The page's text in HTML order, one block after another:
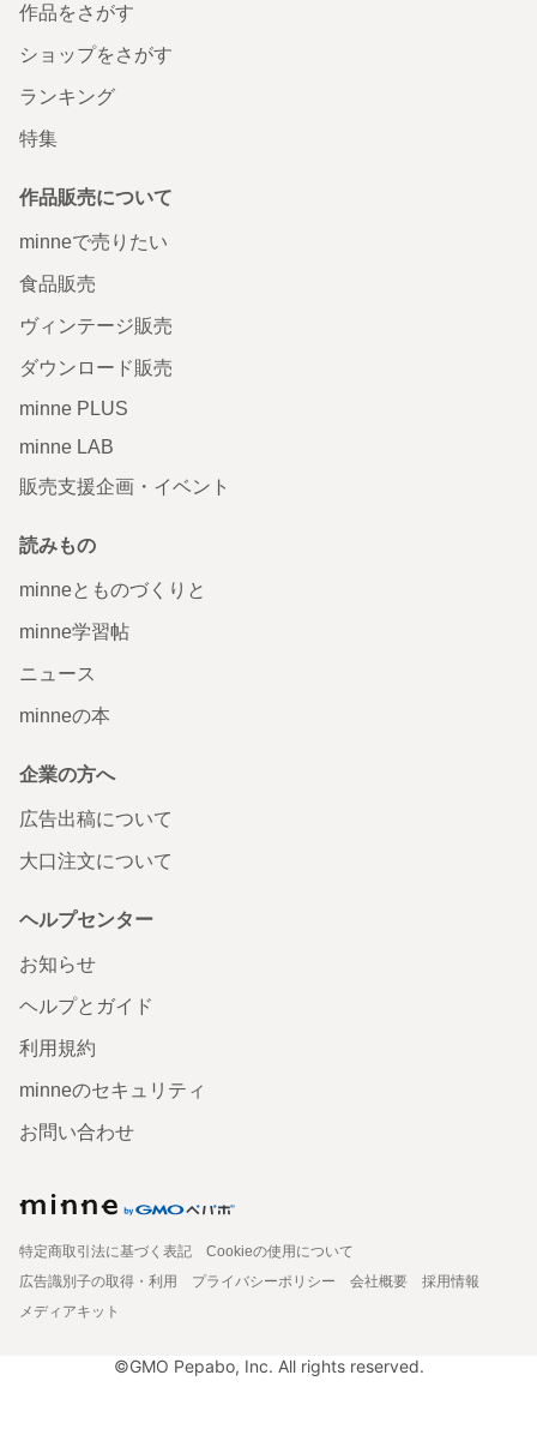
作品をさがす
ショップをさがす
ランキング
特集
作品販売について
minneで売りたい
食品販売
ヴィンテージ販売
ダウンロード販売
minne PLUS
minne LAB
販売支援企画・イベント
読みもの
minneとものづくりと
minne学習帖
ニュース
minneの本
企業の方へ
広告出稿について
大口注文について
ヘルプセンター
お知らせ
ヘルプとガイド
利用規約
minneのセキュリティ
お問い合わせ
特定商取引法に基づく表記
Cookieの使用について
広告識別子の取得・利用
プライバシーポリシー 会社概要
採用情報
メディアキット
©GMO Pepabo, Inc. All rights reserved.